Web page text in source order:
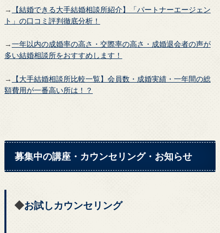
→
【結婚できる大手結婚相談所紹介】「パートナーエージェン
ト」の口コミ評判徹底分析！
→一年以内の成婚率の高さ・交際率の高さ・成婚退会者の声が
多い結婚相談所をおすすめします！
→
【大手結婚相談所比較一覧】会員数・成婚実績・一年間の総
額費用が一番高い所は！？
募集中の講座・カウンセリング・お知らせ
◆お試しカウンセリング